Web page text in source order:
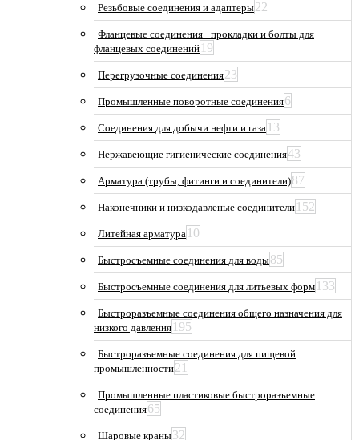
Резьбовые соединения и адаптеры22
Фланцевые соединения_ прокладки и болты для
фланцевых соединений 19
Перегрузочные соединения23
Промышленные поворотные соединения6
Соединения для добычи нефти и газа 13
Нержавеющие гигиенические соединения43
Арматура (трубы, фитинги и соединители)87
Наконечники и низкодавленые соединители 152
Литейная арматура 10
Быстросъемные соединения для воды85
Быстросъемные соединения для литьевых форм 133
Быстроразъемные соединения общего назначения для
низкого давления 195
Быстроразъемные соединения для пищевой
промышленности21
Промышленные пластиковые быстроразъемные
соединения65
Шаровые краны32